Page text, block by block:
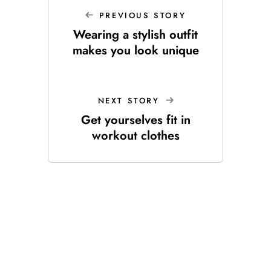
PREVIOUS STORY
Wearing a stylish outfit
makes you look unique
NEXT STORY
Get yourselves fit in
workout clothes